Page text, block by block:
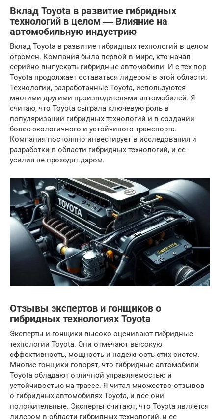
Вклад Toyota в развитие гибридных
технологий в целом ― Влияние на
автомобильную индустрию
Вклад Toyota в развитие гибридных технологий в целом
огромен. Компания была первой в мире, кто начал
серийно выпускать гибридные автомобили. И с тех пор
Toyota продолжает оставаться лидером в этой области.
Технологии, разработанные Toyota, используются
многими другими производителями автомобилей. Я
считаю, что Toyota сыграла ключевую роль в
популяризации гибридных технологий и в создании
более экологичного и устойчивого транспорта.
Компания постоянно инвестирует в исследования и
разработки в области гибридных технологий, и ее
усилия не проходят даром.
Отзывы экспертов и гонщиков о
гибридных технологиях Toyota
Эксперты и гонщики высоко оценивают гибридные
технологии Toyota. Они отмечают высокую
эффективность, мощность и надежность этих систем.
Многие гонщики говорят, что гибридные автомобили
Toyota обладают отличной управляемостью и
устойчивостью на трассе. Я читал множество отзывов
о гибридных автомобилях Toyota, и все они
положительные. Эксперты считают, что Toyota является
лидером в области гибридных технологий, и ее